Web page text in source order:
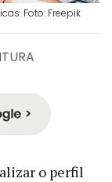
Foto: Freepik
o perfil